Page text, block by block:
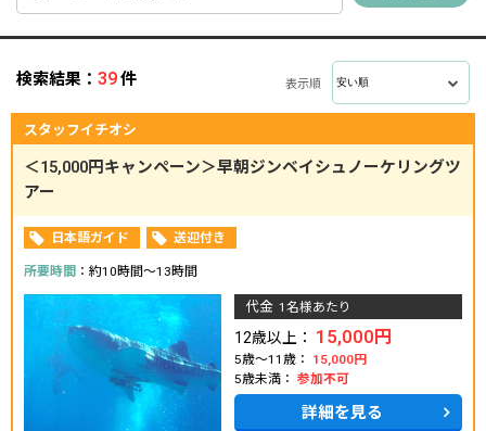
検索結果： 39件 表示順
スタッフイチオシ
＜15,000円キャンペーン＞早朝ジンベイシュノーケリングツ
アー
日本語ガイド 送迎付き
所要時間 ：約10時間～13時間
代金 1名様あたり
12歳以上： 15,000円
5歳～11歳：
15,000円
5歳未満： 参加不可
詳細を見る